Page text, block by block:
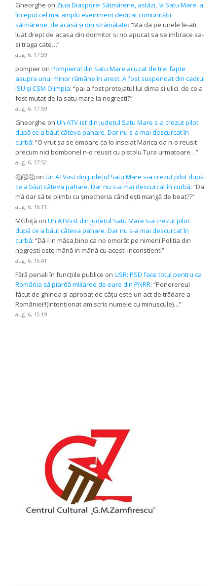
Gheorghe on Ziua Diasporei Sătmărene, astăzi, la Satu Mare: a
început cel mai amplu eveniment dedicat comunității
sătmărene, de acasă și din străinătate: “Ma da pe unele le-ati
luat drept de acasa din dormitor si no apucat sa se imbrace sa-
si traga cate…”
aug. 6, 17:59
pompier onPompierul din Satu Mare acuzat de trei fapte
asupra unui minor rămâne în arest. A fost suspendat din cadrul
ISU și CSM Olimpia: “pai a fost protejatul lui dima si ulici. de ce a
fost mutat de la satu mare la negresti?”
aug. 6, 17:59
Gheorghe onUn ATV-ist din județul Satu Mare s-a crezut pilot
după ce a băut câteva pahare. Dar nu s-a mai descurcat în
curbă: “O vrut sa se omoare ca lo inselat Marica da n-o reusit
precum nici bombonel n-o reusit cu pistolu.Tura urmatoare…”
aug. 6, 17:52
🤔🤔🤔 onUn ATV-ist din județul Satu Mare s-a crezut pilot după
ce a băut câteva pahare. Dar nu s-a mai descurcat în curbă: “Da
mă dar să te plimbi cu șmecheria când ești mangă de beat??”
aug. 6, 16:11
MGhiță onUn ATV-ist din județul Satu Mare s-a crezut pilot
după ce a băut câteva pahare. Dar nu s-a mai descurcat în
curbă: “Dă-l in măsa,bine ca no omorât pe nimeni.Politia din
negresti este mână in mână cu acesti inconstienti”
aug. 6, 15:41
Fără penali în funcțiile publice onUSR: PSD face totul pentru ca
România să piardă miliarde de euro din PNRR: “Penerereul
făcut de ghinea și aprobat de câțu este un act de trădare a
României!!(Intenționat am scris numele cu minuscule)…”
aug. 6, 15:19